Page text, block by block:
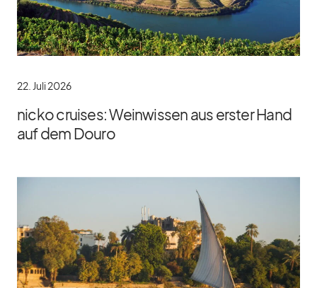
22. Juli 2026
nicko cruises: Weinwissen aus erster Hand
auf dem Douro